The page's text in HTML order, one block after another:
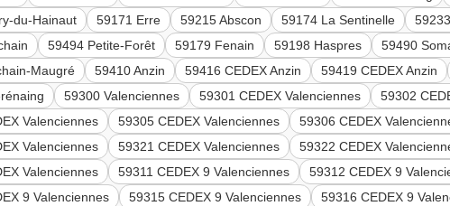
du-Hainaut
59171 Erre 59215 Abscon 59174 La Sentinelle
59494 Petite-Forêt 59179 Fenain 59198 Haspres 59490
Maugré
59410 Anzin 59416 CEDEX Anzin 59419 CEDEX Anzin
59300 Valenciennes 59301 CEDEX Valenciennes 59302
Valenciennes
59305 CEDEX Valenciennes 59306 CEDEX
Valenciennes
59321 CEDEX Valenciennes 59322 CEDEX
Valenciennes
59311 CEDEX 9 Valenciennes 59312 CEDEX 9
9 Valenciennes
59315 CEDEX 9 Valenciennes 59316 CEDEX 9